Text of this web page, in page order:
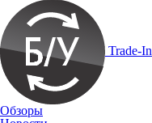
Trade-In
Обзоры